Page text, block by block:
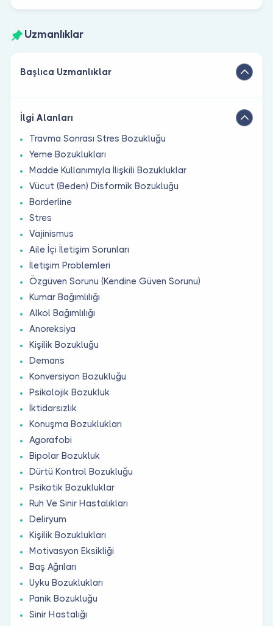
Uzmanlıklar
Başlıca Uzmanlıklar
İlgi Alanları
Travma Sonrası Stres Bozukluğu
Yeme Bozuklukları
Madde Kullanımıyla İlişkili Bozukluklar
Vücut (Beden) Disformik Bozukluğu
Borderline
Stres
Vajinismus
Aile İçi İletişim Sorunları
İletişim Problemleri
Özgüven Sorunu (Kendine Güven Sorunu)
Kumar Bağımlılığı
Alkol Bağımlılığı
Anoreksiya
Kişilik Bozukluğu
Demans
Konversiyon Bozukluğu
Psikolojik Bozukluk
İktidarsızlık
Konuşma Bozuklukları
Agorafobi
Bipolar Bozukluk
Dürtü Kontrol Bozukluğu
Psikotik Bozukluklar
Ruh Ve Sinir Hastalıkları
Deliryum
Kişilik Bozuklukları
Motivasyon Eksikliği
Baş Ağrıları
Uyku Bozuklukları
Panik Bozukluğu
Sinir Hastalığı